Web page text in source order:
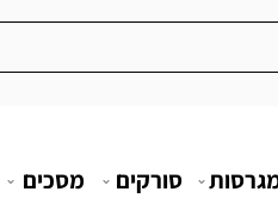
סורקים מסכים